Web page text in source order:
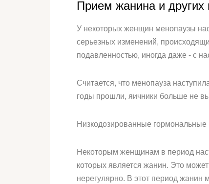
Прием жанина и других
У некоторых женщин менопаузы
серьезных изменений,
подавленностью, иногда даже - с
Считается, что менопауза
годы прошли, яичники больше не
Низкодозированные гормональные
Некоторым женщинам в период
которых является жанин. Это
нерегулярно. В этот период жанин